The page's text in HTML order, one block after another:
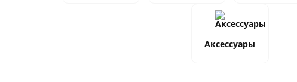
Аксессуары